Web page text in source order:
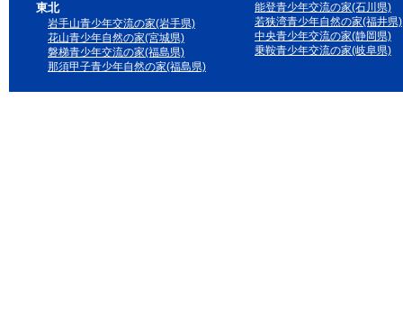
東北
岩手山青少年交流の家(岩手県)
花山青少年自然の家(宮城県)
磐梯青少年交流の家(福島県)
那須甲子青少年自然の家(福島県)
能登青少年交流の家(石川県)
若狭湾青少年自然の家(福井県)
中央青少年交流の家(静岡県)
乗鞍青少年交流の家(岐阜県)